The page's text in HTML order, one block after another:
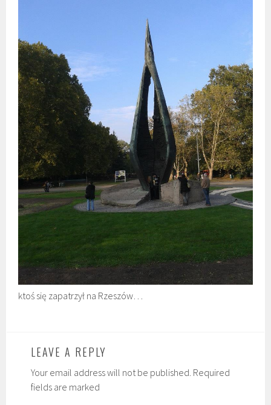
ktoś się zapatrzył na Rzeszów…
LEAVE A REPLY
Your email address will not be published. Required
fields are marked